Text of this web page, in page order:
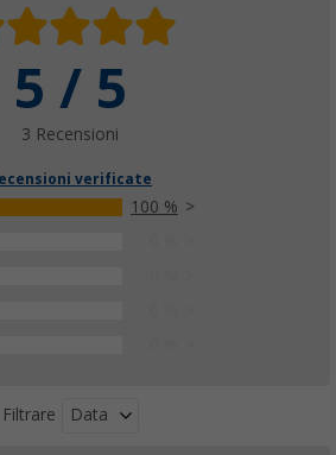
5 / 5
3 Recensioni
verificate
100 %
Filtrare Data